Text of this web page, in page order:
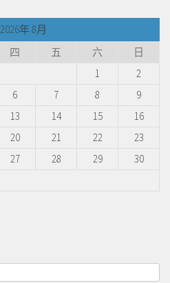
2026年 8月
四 五 六
日
1
2
6 7 8
9
13 14 15
16
20 21 22
23
27 28 29
30